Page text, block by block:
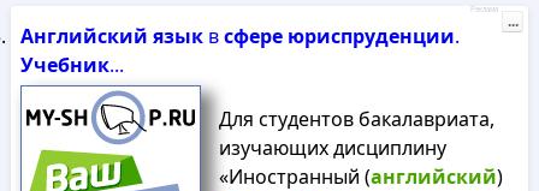
Английский языквсфере юриспруденции.
Учебник...
Для студентов бакалавриата,
изучающих дисциплину
«Иностранный (английский)
Реклама
...